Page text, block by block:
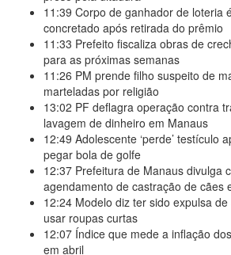
11:39 Corpo de ganhador de loteria
concretado após retirada do prêmio
11:33 Prefeito fiscaliza obras de
para as próximas semanas
11:26 PM prende filho suspeito de
marteladas por religião
13:02 PF deflagra operação contra
lavagem de dinheiro em Manaus
12:49 Adolescente ‘perde’ testículo
pegar bola de golfe
12:37 Prefeitura de Manaus divulga
agendamento de castração de cães
12:24 Modelo diz ter sido expulsa
usar roupas curtas
12:07 Índice que mede a inflação
em abril